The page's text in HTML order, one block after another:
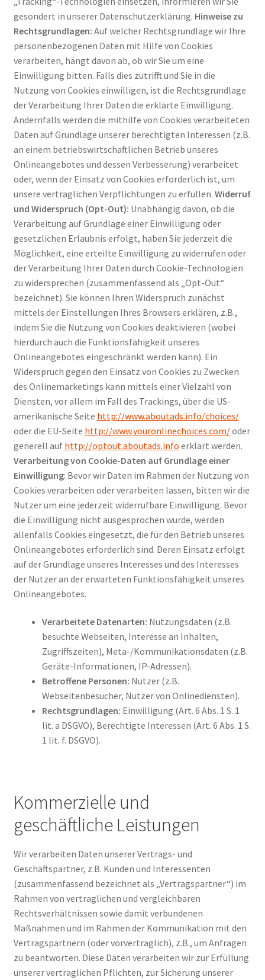
gesondert in unserer Datenschutzerklärung. Hinweise zu
Rechtsgrundlagen: Auf welcher Rechtsgrundlage wir Ihre
personenbezogenen Daten mit Hilfe von Cookies
verarbeiten, hängt davon ab, ob wir Sie um eine
Einwilligung bitten. Falls dies zutrifft und Sie in die
Nutzung von Cookies einwilligen, ist die Rechtsgrundlage
der Verarbeitung Ihrer Daten die erklärte Einwilligung.
Andernfalls werden die mithilfe von Cookies verarbeiteten
Daten auf Grundlage unserer berechtigten Interessen (z.B.
an einem betriebswirtschaftlichen Betrieb unseres
Onlineangebotes und dessen Verbesserung) verarbeitet
oder, wenn der Einsatz von Cookies erforderlich ist, um
unsere vertraglichen Verpflichtungen zu erfüllen. Widerruf
und Widerspruch (Opt-Out): Unabhängig davon, ob die
Verarbeitung auf Grundlage einer Einwilligung oder
gesetzlichen Erlaubnis erfolgt, haben Sie jederzeit die
Möglichkeit, eine erteilte Einwilligung zu widerrufen oder
der Verarbeitung Ihrer Daten durch Cookie-Technologien
zu widersprechen (zusammenfassend als „Opt-Out“
bezeichnet). Sie können Ihren Widerspruch zunächst
mittels der Einstellungen Ihres Browsers erklären, z.B.,
indem Sie die Nutzung von Cookies deaktivieren (wobei
hierdurch auch die Funktionsfähigkeit unseres
Onlineangebotes eingeschränkt werden kann). Ein
Widerspruch gegen den Einsatz von Cookies zu Zwecken
des Onlinemarketings kann mittels einer Vielzahl von
Diensten, vor allem im Fall des Trackings, über die US-
amerikanische Seite http://www.aboutads.info/choices/
oder die EU-Seite http://www.youronlinechoices.com/oder
generell auf http://optout.aboutads.info erklärt werden.
Verarbeitung von Cookie-Daten auf Grundlage einer
Einwilligung: Bevor wir Daten im Rahmen der Nutzung von
Cookies verarbeiten oder verarbeiten lassen, bitten wir die
Nutzer um eine jederzeit widerrufbare Einwilligung. Bevor
die Einwilligung nicht ausgesprochen wurde, werden
allenfalls Cookies eingesetzt, die für den Betrieb unseres
Onlineangebotes erforderlich sind. Deren Einsatz erfolgt
auf der Grundlage unseres Interesses und des Interesses
der Nutzer an der erwarteten Funktionsfähigkeit unseres
Onlineangebotes.
Verarbeitete Datenarten: Nutzungsdaten (z.B.
besuchte Webseiten, Interesse an Inhalten,
Zugriffszeiten), Meta-/Kommunikationsdaten (z.B.
Geräte-Informationen, IP-Adressen).
Betroffene Personen: Nutzer (z.B.
Webseitenbesucher, Nutzer von Onlinediensten).
Rechtsgrundlagen: Einwilligung (Art. 6 Abs. 1 S. 1
lit. a DSGVO), Berechtigte Interessen (Art. 6 Abs. 1 S.
1 lit. f. DSGVO).
Kommerzielle und
geschäftliche Leistungen
Wir verarbeiten Daten unserer Vertrags- und
Geschäftspartner, z.B. Kunden und Interessenten
(zusammenfassend bezeichnet als „Vertragspartner“) im
Rahmen von vertraglichen und vergleichbaren
Rechtsverhältnissen sowie damit verbundenen
Maßnahmen und im Rahmen der Kommunikation mit den
Vertragspartnern (oder vorvertraglich), z.B., um Anfragen
zu beantworten. Diese Daten verarbeiten wir zur Erfüllung
unserer vertraglichen Pflichten, zur Sicherung unserer